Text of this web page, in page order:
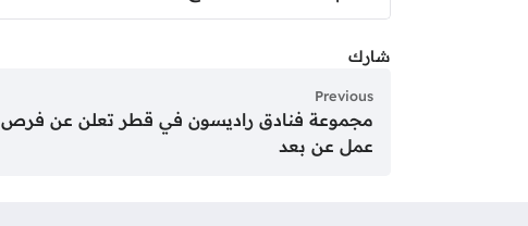
شارك
Previous
مجموعة فنادق راديسون في قطر تعلن عن فرص
عمل عن بعد